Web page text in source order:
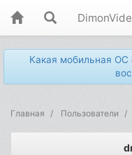
Какая мобильная ОС
Главная Пользователи